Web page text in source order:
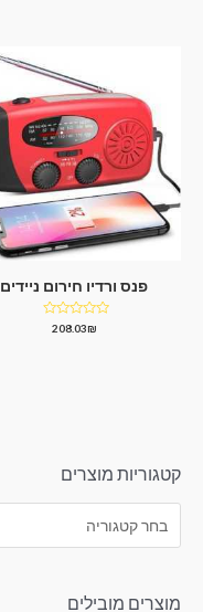
קטגוריות מוצרים
מוצרים מובילים
פנס ורדיו חירום ניידים
דורג208.03₪